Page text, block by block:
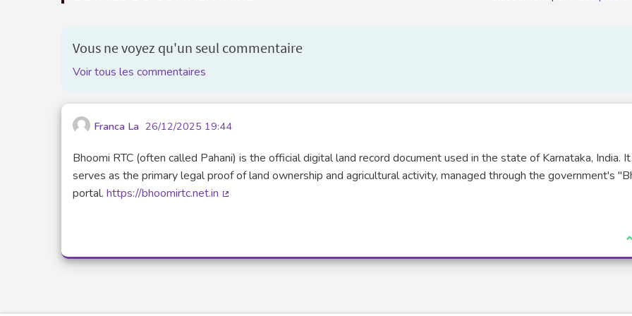
Vous ne voyez qu'un seul commentaire
Voir tous les commentaires
Franca La 26/12/2025 19:44
Bhoomi RTC (often called Pahani) is the official digital land record document used in the state of Karnataka, India. It
serves as the primary legal proof of land ownership and agricultural activity, managed through the government's
portal. https://bhoomirtc.net.in